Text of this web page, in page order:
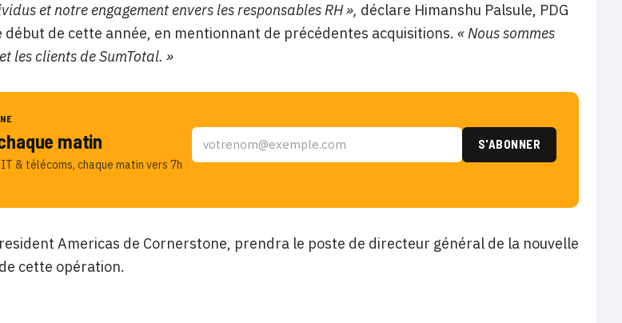
et notre engagement envers les responsables RH », déclare Himanshu Palsule, PDG
début de cette année, en mentionnant de précédentes acquisitions. « Nous sommes
les clients de SumTotal. »
matin
& télécoms, chaque matin vers 7h
Americas de Cornerstone, prendra le poste de directeur général de la nouvelle
cette opération.